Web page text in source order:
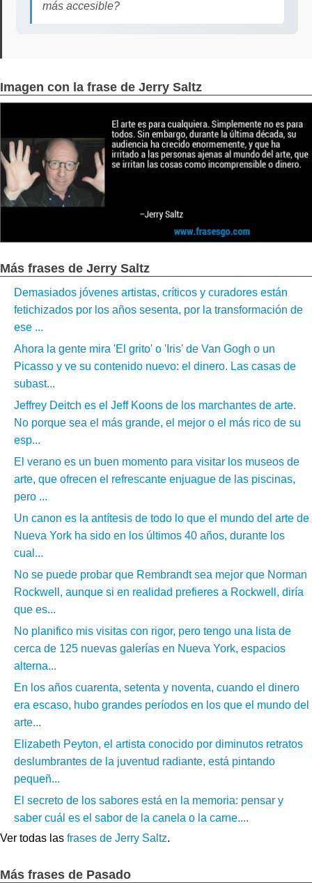
más accesible?
Imagen con la frase de Jerry Saltz
Más frases de Jerry Saltz
Demasiados jóvenes artistas, críticos y curadores están
fetichizados por los años sesenta, por la transformación de
ese ...
Ahora la gente mira 'El grito' o 'Iris' de Van Gogh o un
Picasso y ve su contenido nuevo: el dinero. Las casas de
subast...
Jeffrey Deitch es el Jeff Koons de los marchantes de arte.
No porque sea el más grande, el mejor o el más rico de su
esp...
El verano es un buen momento para visitar los museos de
arte, que ofrecen el refrescante enjuague de las piscinas,
pero ...
Un canon es la antítesis de todo lo que el mundo del arte de
Nueva York ha sido en los últimos 40 años, durante los
cual...
No se puede probar que Rembrandt sea mejor que Norman
Rockwell, aunque si en realidad prefieres a Rockwell, diría
que es...
No planifico mis visitas con rigor, pero tengo una lista de
cerca de 125 nuevas galerías en Nueva York, espacios
alterna...
En los años cuarenta, setenta y noventa, cuando el dinero
era escaso, hubo grandes períodos en los que el mundo del
arte...
Elizabeth Peyton, el artista conocido por diminutos retratos
deslumbrantes de la juventud radiante, está pintando
pequeñ...
El secreto de los sabores está en la memoria: pensar y
saber cuál es el sabor de la canela o la carne....
Ver todas las frases de Jerry Saltz.
Más frases de Pasado